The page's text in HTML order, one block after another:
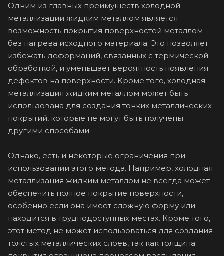
Одним из главных преимуществ холодной
металлизации жидким металлом является
возможность покрытия поверхностей металлом
без нагрева исходного материала. Это позволяет
избежать деформаций, связанных с термической
обработкой, и уменьшает вероятность появления
дефектов на поверхности. Кроме того, холодная
металлизация жидким металлом может быть
использована для создания тонких металлических
покрытий, которые не могут быть получены
другими способами.
Однако, есть и некоторые ограничения при
использовании этого метода. Например, холодная
металлизация жидким металлом не всегда может
обеспечить полное покрытие поверхности,
особенно если она имеет сложную форму или
находится в труднодоступных местах. Кроме того,
этот метод не может использоваться для создания
толстых металлических слоев, так как толщина